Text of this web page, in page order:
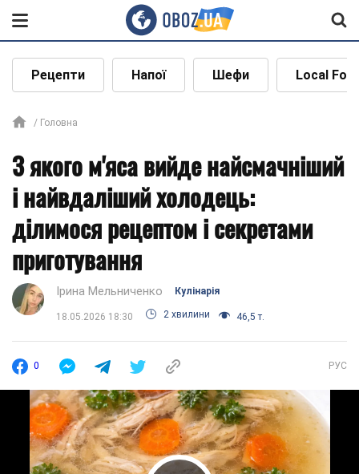
Рецепти Напої Шефи Local
Головна
З якого м'яса вийде найсмачніший
і найвдаліший холодець:
ділимося рецептом і секретами
приготування
Ірина Мельниченко Кулінарія
18.05.2026 18:30 2 хвилини 46,5 т.
0 РУС